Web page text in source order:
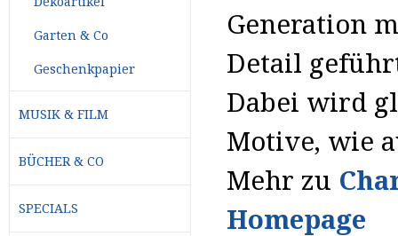
Generation
Detail
Dabei wird
Motive, wie
Mehr zu
Homepage
Garten & Co
Geschenkpapier
MUSIK & FILM
BÜCHER & CO
SPECIALS